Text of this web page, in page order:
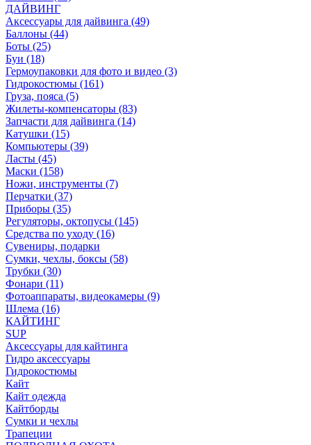
ДАЙВИНГ
Аксессуары для дайвинга (49)
Баллоны (44)
Боты (25)
Буи (18)
Гермоупаковки для фото и видео (3)
Гидрокостюмы (161)
Груза, пояса (5)
Жилеты-компенсаторы (83)
Запчасти для дайвинга (14)
Катушки (15)
Компьютеры (39)
Ласты (45)
Маски (158)
Ножи, инструменты (7)
Перчатки (37)
Приборы (35)
Регуляторы, октопусы (145)
Средства по уходу (16)
Сувениры, подарки
Сумки, чехлы, боксы (58)
Трубки (30)
Фонари (11)
Фотоаппараты, видеокамеры (9)
Шлема (16)
КАЙТИНГ
SUP
Аксессуары для кайтинга
Гидро аксессуары
Гидрокостюмы
Кайт
Кайт одежда
Кайтборды
Сумки и чехлы
Трапеции